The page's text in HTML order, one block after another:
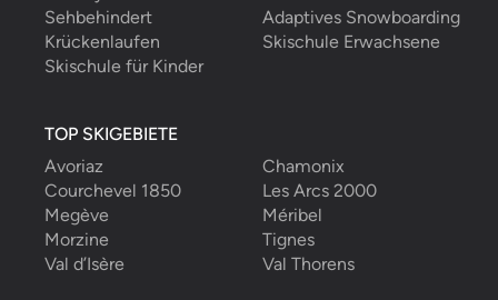
Sehbehindert
Adaptives Snowboarding
Krückenlaufen
Skischule Erwachsene
Skischule für Kinder
TOP SKIGEBIETE
Avoriaz
Chamonix
Courchevel 1850
Les Arcs 2000
Megève
Méribel
Morzine
Tignes
Val d’Isère
Val Thorens